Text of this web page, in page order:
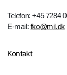
Telefon: +45 7284
E-mail: fko@mil.dk
Kontakt